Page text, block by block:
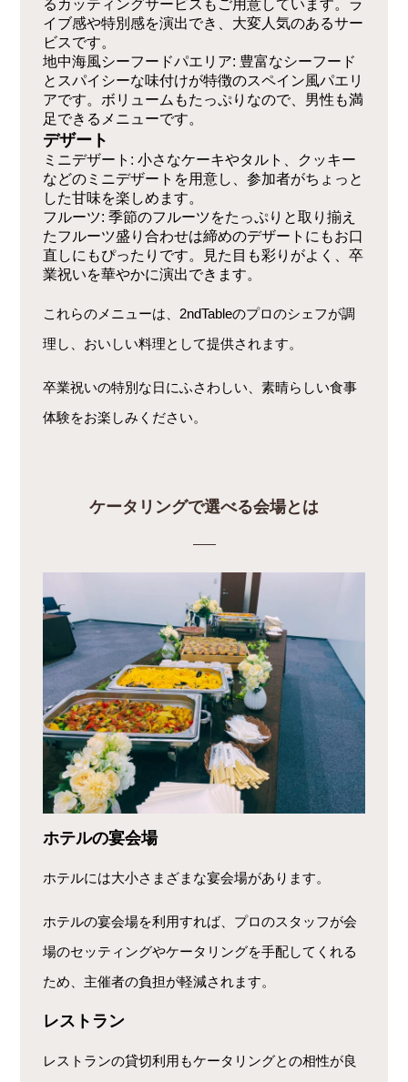
るカッティングサービスもご用意しています。ラ
イブ感や特別感を演出でき、大変人気のあるサー
ビスです。
地中海風シーフードパエリア: 豊富なシーフード
とスパイシーな味付けが特徴のスペイン風パエリ
アです。ボリュームもたっぷりなので、男性も満
足できるメニューです。
デザート
ミニデザート: 小さなケーキやタルト、クッキー
などのミニデザートを用意し、参加者がちょっと
した甘味を楽しめます。
フルーツ: 季節のフルーツをたっぷりと取り揃え
たフルーツ盛り合わせは締めのデザートにもお口
直しにもぴったりです。見た目も彩りがよく、卒
業祝いを華やかに演出できます。
これらのメニューは、2ndTableのプロのシェフが調
理し、おいしい料理として提供されます。
卒業祝いの特別な日にふさわしい、素晴らしい食事
体験をお楽しみください。
ケータリングで選べる会場とは
ホテルの宴会場
ホテルには大小さまざまな宴会場があります。
ホテルの宴会場を利用すれば、プロのスタッフが会
場のセッティングやケータリングを手配してくれる
ため、主催者の負担が軽減されます。
レストラン
レストランの貸切利用もケータリングとの相性が良